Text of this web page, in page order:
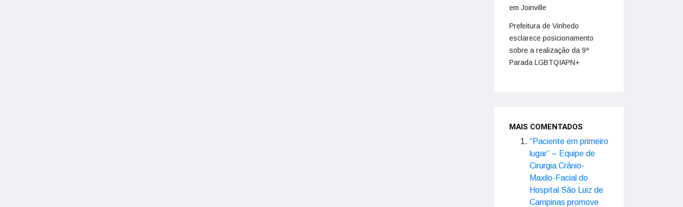
em Joinville
Prefeitura de Vinhedo
esclarece posicionamento
sobre a realização da 9ª
Parada LGBTQIAPN+
MAIS COMENTADOS
“Paciente em primeiro
lugar” – Equipe de
Cirurgia Crânio-
Maxilo-Facial do
Hospital São Luiz de
Campinas promove